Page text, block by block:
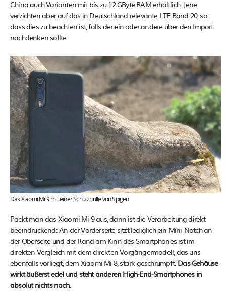
China auch Varianten mit bis zu 12 GByte RAM erhältlich. Jene
verzichten aber auf das in Deutschland relevante LTE Band 20, so
dass dies zu beachten ist, falls der ein oder andere über den Import
nachdenken sollte.
Das Xiaomi Mi 9 mit einer Schutzhülle von Spigen
Packt man das Xiaomi Mi 9 aus, dann ist die Verarbeitung direkt
beeindruckend: An der Vorderseite sitzt lediglich ein Mini-Notch an
der Oberseite und der Rand am Kinn des Smartphones ist im
direkten Vergleich mit dem direkten Vorgängermodell, das uns
ebenfalls vorliegt, dem Xiaomi Mi 8, stark geschrumpft. Das Gehäuse
wirkt äußerst edel und steht anderen High-End-Smartphones in
absolut nichts nach.